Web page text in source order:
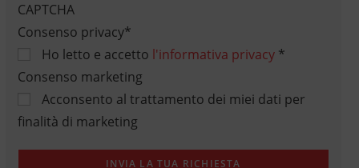
CAPTCHA
Consenso privacy*
Ho letto e accetto l'informativa privacy*
Consenso marketing
Acconsento al trattamento dei miei dati per
finalità di marketing